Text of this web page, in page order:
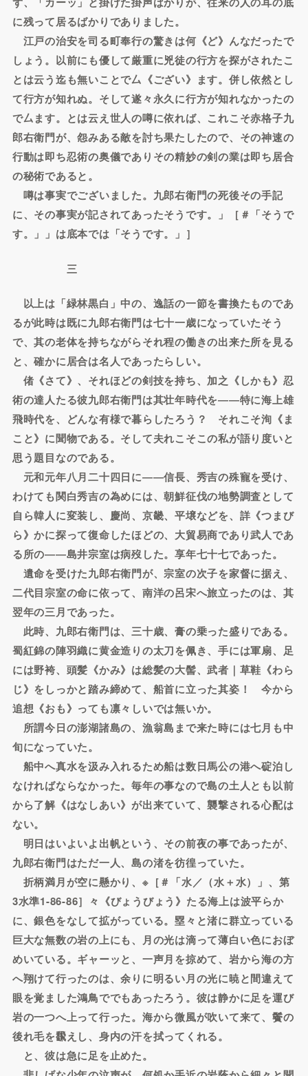
に残って居るばかりでありました。
江戸の治安を司る町奉行の驚きは何《ど》んなだったで
しょう。以前にも優して厳重に兇徒の行方を探がされたこ
とは云う迄も無いことで厶《ござい》ます。併し依然とし
て行方が知れぬ。そして遂々永久に行方が知れなかったの
で厶ます。とは云え世人の噂に依れば、これこそ赤格子九
郎右衛門が、怨みある敵を討ち果たしたので、その神速の
行動は即ち忍術の奥儀でありその精妙の剣の業は即ち居合
の秘術であると。
噂は事実でございました。九郎右衛門の死後その手記
に、その事実が記されてあったそうです。」［＃「そうで
す。」」は底本では「そうです。」］
三
以上は「緑林黒白」中の、逸話の一節を書換たものであ
るが此時は既に九郎右衛門は七十一歳になっていたそう
で、其の老体を持ちながらそれ程の働きの出来た所を見る
と、確かに居合は名人であったらしい。
偖《さて》、それほどの剣技を持ち、加之《しかも》忍
術の達人たる彼九郎右衛門は其壮年時代を――特に海上雄
飛時代を、どんな有様で暮らしたろう？ それこそ洵《ま
こと》に聞物である。そして夫れこそこの私が語り度いと
思う題目なのである。
元和元年八月二十四日に――信長、秀吉の殊寵を受け、
わけても関白秀吉の為めには、朝鮮征伐の地勢調査として
自ら韓人に変装し、慶尚、京畿、平壌などを、詳《つまび
ら》かに探って復命したほどの、大貿易商であり武人であ
る所の――島井宗室は病歿した。享年七十七であった。
遺命を受けた九郎右衛門が、宗室の次子を家督に据え、
二代目宗室の命に依って、南洋の呂宋へ旅立ったのは、其
翌年の三月であった。
此時、九郎右衛門は、三十歳、膏の乗った盛りである。
蜀紅錦の陣羽織に黄金造りの太刀を佩き、手には軍扇、足
には野袴、頭髪《かみ》は総髪の大髻、武者｜草鞋《わら
じ》をしっかと踏み締めて、船首に立った其姿！ 今から
追想《おも》っても凛々しいでは無いか。
所謂今日の澎湖諸島の、漁翁島まで来た時には七月も中
旬になっていた。
船中へ真水を汲み入れるため船は数日馬公の港へ碇泊し
なければならなかった。毎年の事なので島の土人とも以前
から了解《はなしあい》が出来ていて、襲撃される心配は
ない。
明日はいよいよ出帆という、その前夜の事であったが、
九郎右衛門はただ一人、島の渚を彷徨っていた。
折柄満月が空に懸かり、※［＃「水／（水＋水）」、第
3水準1-86-86］々《びょうびょう》たる海上は波平らか
に、銀色をなして拡がっている。塁々と渚に群立っている
巨大な無数の岩の上にも、月の光は滴って薄白い色におぼ
めいている。ギャーッと、一声月を掠めて、岩から海の方
へ翔けて行ったのは、余りに明るい月の光に暁と間違えて
眼を覚ました鴻鳥ででもあったろう。彼は静かに足を運び
岩の一つへ上って行った。海から微風が吹いて来て、鬢の
後れ毛を飜えし、身内の汗を拭ってくれる。
と、彼は急に足を止めた。